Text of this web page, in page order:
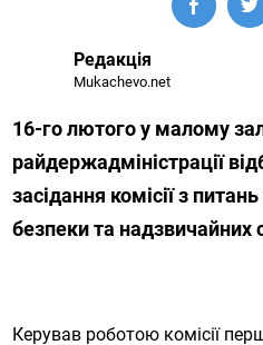
Редакція
Mukachevo.net
16-го лютого у малому
райдержадміністрації
засідання комісії з
безпеки та надзвичайних
Керував роботою комісії